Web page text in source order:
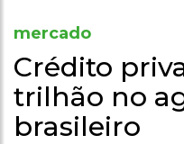
mercado
Crédito
trilhão no
brasileiro